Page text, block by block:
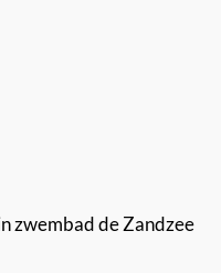
zwembad de Zandzee